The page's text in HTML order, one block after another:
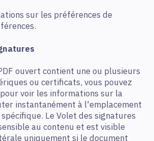
sur les préférences de
ouvert contient une ou plusieurs
ou certificats, vous pouvez
voir les informations sur la
instantanément à l'emplacement
Le Volet des signatures
au contenu et est visible
uniquement si le document